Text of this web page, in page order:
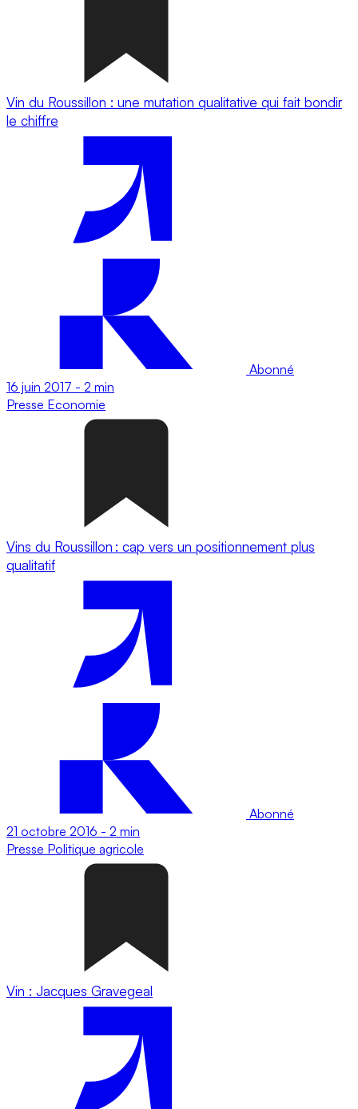
Vin du Roussillon : une mutation qualitative qui fait bondir
le chiffre
Abonné
16 juin 2017 - 2 min
Presse Economie
Vins du Roussillon : cap vers un positionnement plus
qualitatif
Abonné
21 octobre 2016 - 2 min
Presse Politique agricole
Vin : Jacques Gravegeal